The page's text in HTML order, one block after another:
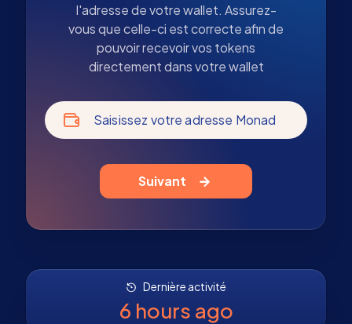
l'adresse de votre wallet. Assurez-
vous que celle-ci est correcte afin de
pouvoir recevoir vos tokens
directement dans votre wallet
Saisissez votre adresse Monad
Suivant
Dernière activité
6 hours ago